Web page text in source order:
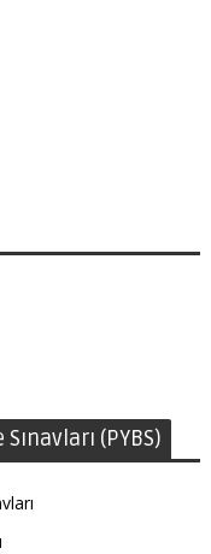
(PYBS)